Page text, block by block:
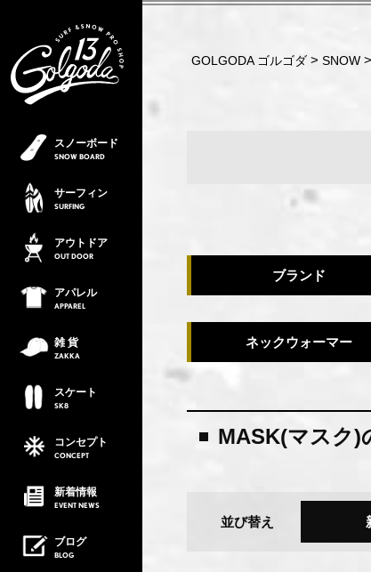
スノーボード
SNOW BOARD
サーフィン
SURFING
アウトドア
OUT DOOR
アパレル
APPAREL
雑 貨
ZAKKA
スケート
SK8
コンセプト
CONCEPT
新着情報
EVENT NEWS
ブログ
BLOG
GOLGODA ゴルゴダ SNOW
ブランド
ネックウォーマー
MASK(マスク)
並び替え